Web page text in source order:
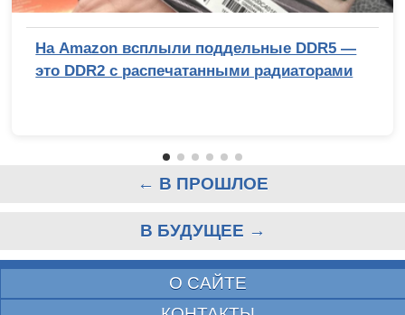
На Amazon всплыли поддельные DDR5 —
это DDR2 с распечатанными радиаторами
← В ПРОШЛОЕ
В БУДУЩЕЕ →
О САЙТЕ